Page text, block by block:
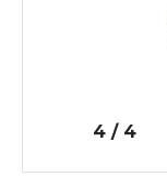
4 / 4